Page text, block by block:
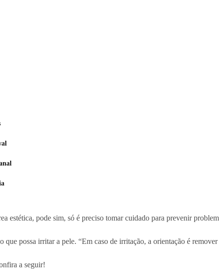
estética, pode sim, só é preciso tomar cuidado para prevenir
possa irritar a pele. “Em caso de irritação, a orientação é
a seguir!